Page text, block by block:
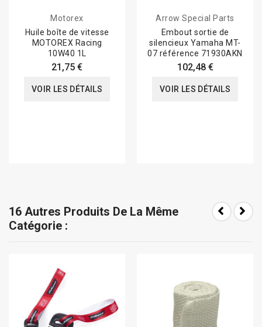
Motorex
Huile boîte de vitesse
MOTOREX Racing
10W40 1L
21,75 €
VOIR LES DÉTAILS
Arrow Special Parts
Embout sortie de
silencieux Yamaha MT-
07 référence 71930AKN
102,48 €
VOIR LES DÉTAILS
16 Autres Produits De La Même
Catégorie :